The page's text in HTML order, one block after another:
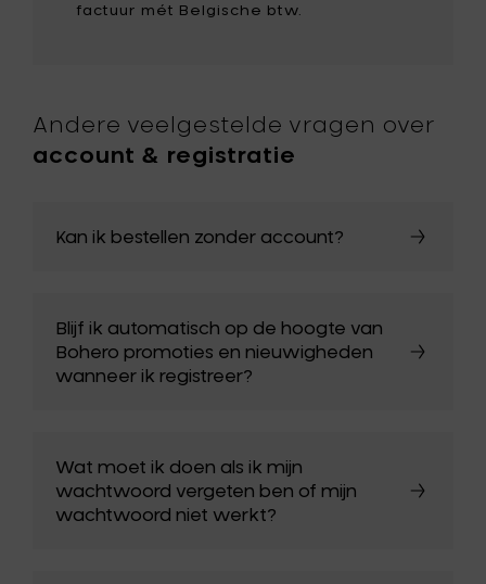
factuur mét Belgische btw.
Andere veelgestelde vragen over
account & registratie
Kan ik bestellen zonder account?
Blijf ik automatisch op de hoogte van
Bohero promoties en nieuwigheden
wanneer ik registreer?
Wat moet ik doen als ik mijn
wachtwoord vergeten ben of mijn
wachtwoord niet werkt?